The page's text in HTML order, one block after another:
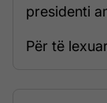
presidenti
Për të